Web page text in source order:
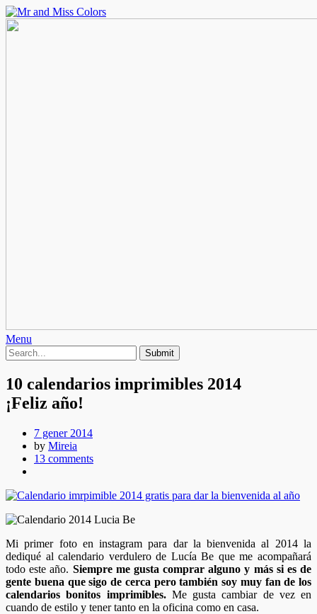
Menu
10 calendarios imprimibles 2014
¡Feliz año!
7 gener 2014
by Mireia
13 comments
Mi primer foto en instagram para dar la bienvenida al 2014 la
dediqué al calendario verdulero de Lucía Be que me acompañará
todo este año. Siempre me gusta comprar alguno y más si es de
gente buena que sigo de cerca pero también soy muy fan de los
calendarios bonitos imprimibles.Me gusta cambiar de vez en
cuando de estilo y tener tanto en la oficina como en casa.